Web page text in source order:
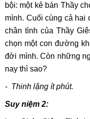
bội: một kẻ bán Thầy
mình. Cuối cùng cả hai
chân tình của Thầy
chọn một con đường
đời mình. Còn những
nay thì sao?
- Thinh lặng ít phút.
Suy niệm 2: